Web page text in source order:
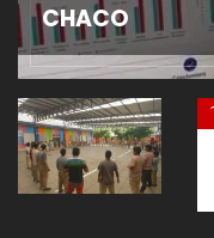
CHACO